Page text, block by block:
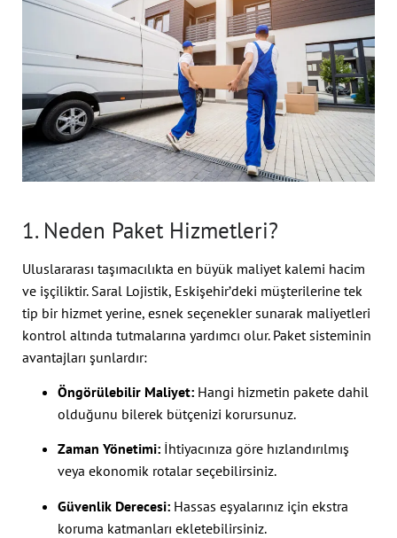
1. Neden Paket Hizmetleri?
Uluslararası taşımacılıkta en büyük maliyet kalemi hacim
ve işçiliktir. Saral Lojistik, Eskişehir’deki müşterilerine tek
tip bir hizmet yerine, esnek seçenekler sunarak maliyetleri
kontrol altında tutmalarına yardımcı olur. Paket sisteminin
avantajları şunlardır:
Öngörülebilir Maliyet: Hangi hizmetin pakete dahil
olduğunu bilerek bütçenizi korursunuz.
Zaman Yönetimi: İhtiyacınıza göre hızlandırılmış
veya ekonomik rotalar seçebilirsiniz.
Güvenlik Derecesi: Hassas eşyalarınız için ekstra
koruma katmanları ekletebilirsiniz.